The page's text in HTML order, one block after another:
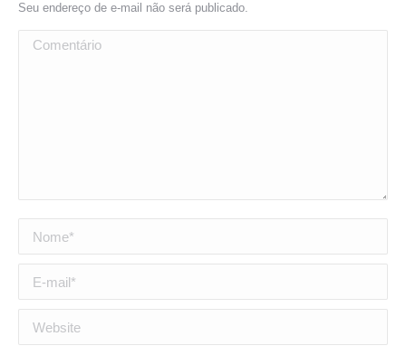
Seu endereço de e-mail não será publicado.
Comentário
Nome *
E-mail *
Website